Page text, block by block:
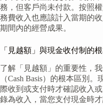
務，但客戶尚未付款。按照
務費收入也應該計入當期的
期間內的經營成果。
「見越額」與現金收付制的
了解「見越額」的重要性，
（Cash Basis）的根本區別
際收到或支付時才確認收入
錄為收入，當您支付現金時